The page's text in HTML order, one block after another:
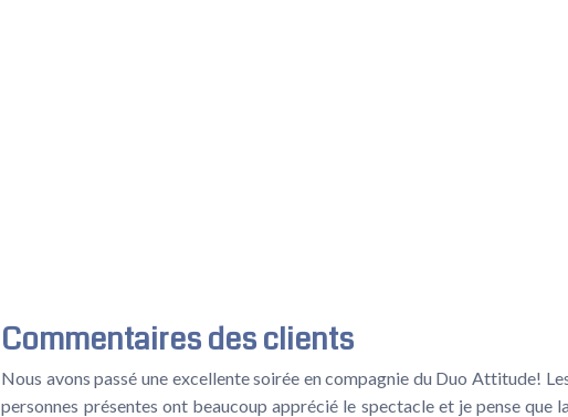
Commentaires des clients
Nous avons passé une excellente soirée en compagnie du Duo Attitude!
personnes présentes ont beaucoup apprécié le spectacle et je pense que la